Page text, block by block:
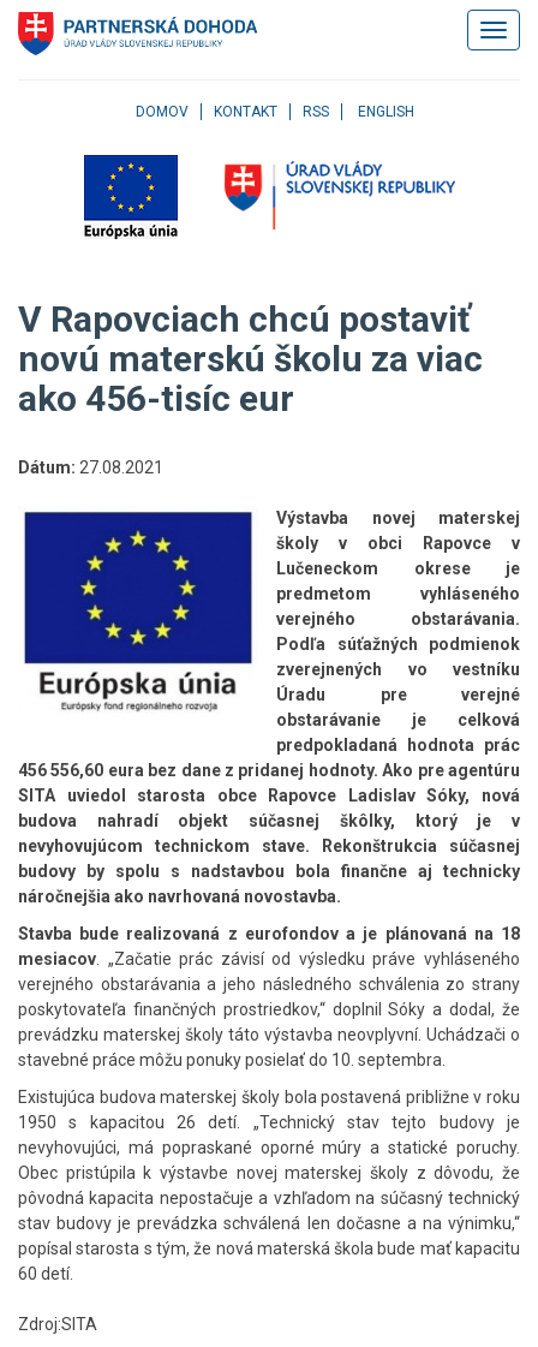
Klávesové
skratky
Skočiť
menu
na
užívateľské
menu
na
stránky
DOMOV KONTAKT RSS ENGLISH
V Rapovciach chcú postaviť
novú materskú školu za viac
ako 456-tisíc eur
Dátum: 27.08.2021
Výstavba novej materskej
školy v obci Rapovce v
Lučeneckom okrese je
predmetom vyhláseného
verejného obstarávania.
Podľa súťažných podmienok
zverejnených vo vestníku
Úradu pre verejné
obstarávanie je celková
predpokladaná hodnota prác
456 556,60 eura bez dane z pridanej hodnoty. Ako pre agentúru
SITA uviedol starosta obce Rapovce Ladislav Sóky, nová
budova nahradí objekt súčasnej škôlky, ktorý je v
nevyhovujúcom technickom stave. Rekonštrukcia súčasnej
budovy by spolu s nadstavbou bola finančne aj technicky
náročnejšia ako navrhovaná novostavba.
Stavba bude realizovaná z eurofondov a je plánovaná na 18
mesiacov. „Začatie prác závisí od výsledku práve vyhláseného
verejného obstarávania a jeho následného schválenia zo strany
poskytovateľa finančných prostriedkov,“ doplnil Sóky a dodal, že
prevádzku materskej školy táto výstavba neovplyvní. Uchádzači o
stavebné práce môžu ponuky posielať do 10. septembra.
Existujúca budova materskej školy bola postavená približne v roku
1950 s kapacitou 26 detí. „Technický stav tejto budovy je
nevyhovujúci, má popraskané oporné múry a statické poruchy.
Obec pristúpila k výstavbe novej materskej školy z dôvodu, že
pôvodná kapacita nepostačuje a vzhľadom na súčasný technický
stav budovy je prevádzka schválená len dočasne a na výnimku,“
popísal starosta s tým, že nová materská škola bude mať kapacitu
60 detí.
Zdroj:SITA